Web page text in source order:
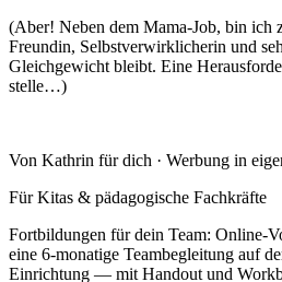
(Aber! Neben dem Mama-Job, bin ich
Freundin, Selbstverwirklicherin und
Gleichgewicht bleibt. Eine
stelle…)
Von Kathrin für dich · Werbung in
Für Kitas & pädagogische Fachkräfte
Fortbildungen für dein Team: Online-
eine 6-monatige Teambegleitung auf
Einrichtung — mit Handout und